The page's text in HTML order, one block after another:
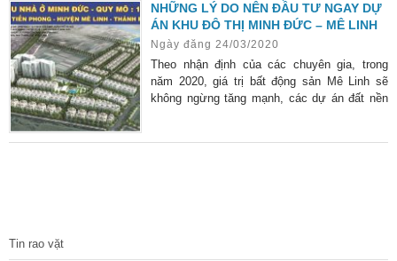
NHỮNG LÝ DO NÊN ĐẦU TƯ NGAY DỰ
ÁN KHU ĐÔ THỊ MINH ĐỨC – MÊ LINH
Ngày đăng 24/03/2020
Theo nhận định của các chuyên gia, trong
năm 2020, giá trị bất động sản Mê Linh sẽ
không ngừng tăng mạnh, các dự án đất nền
Tin rao vặt